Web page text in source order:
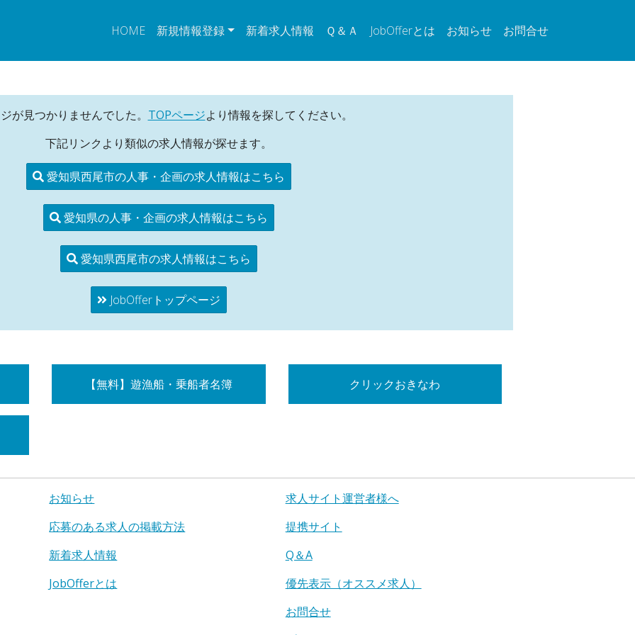
HOME 新規情報登録 新着求人情報 Ｑ＆Ａ JobOfferとは お知らせ お問合せ
が見つかりませんでした。 TOPページより情報を探してください。
下記リンクより類似の求人情報が探せます。
愛知県西尾市の人事・企画の求人情報はこちら
愛知県の人事・企画の求人情報はこちら
愛知県西尾市の求人情報はこちら
JobOfferトップページ
【無料】遊漁船・乗船者名簿 クリックおきなわ
お知らせ
応募のある求人の掲載方法
新着求人情報
JobOfferとは
求人サイト運営者様へ
提携サイト
Q＆A
優先表示（オススメ求人）
お問合せ